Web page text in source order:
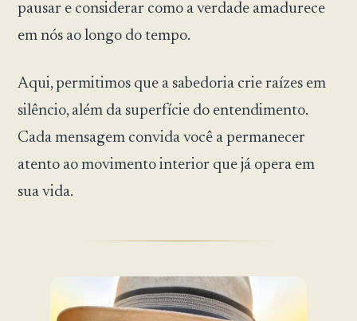
pausar e considerar como a verdade amadurece
em nós ao longo do tempo.
Aqui, permitimos que a sabedoria crie raízes em
silêncio, além da superfície do entendimento.
Cada mensagem convida você a permanecer
atento ao movimento interior que já opera em
sua vida.